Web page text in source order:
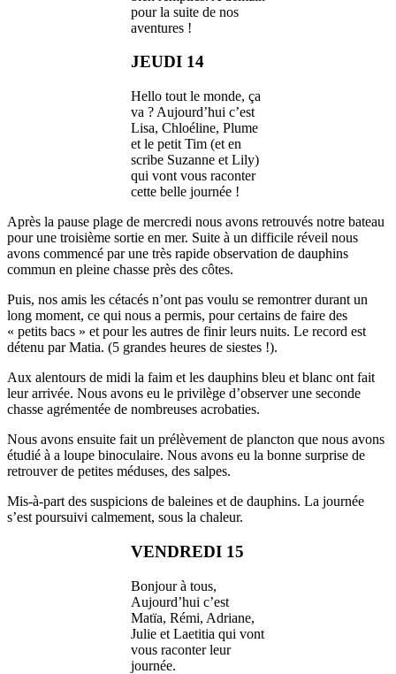
pour la suite de nos
aventures !
JEUDI 14
Hello tout le monde, ça
va ? Aujourd’hui c’est
Lisa, Chloéline, Plume
et le petit Tim (et en
scribe Suzanne et Lily)
qui vont vous raconter
cette belle journée !
Après la pause plage de mercredi nous avons retrouvés notre bateau
pour une troisième sortie en mer. Suite à un difficile réveil nous
avons commencé par une très rapide observation de dauphins
commun en pleine chasse près des côtes.
Puis, nos amis les cétacés n’ont pas voulu se remontrer durant un
long moment, ce qui nous a permis, pour certains de faire des
« petits bacs » et pour les autres de finir leurs nuits. Le record est
détenu par Matia. (5 grandes heures de siestes !).
Aux alentours de midi la faim et les dauphins bleu et blanc ont fait
leur arrivée. Nous avons eu le privilège d’observer une seconde
chasse agrémentée de nombreuses acrobaties.
Nous avons ensuite fait un prélèvement de plancton que nous avons
étudié à a loupe binoculaire. Nous avons eu la bonne surprise de
retrouver de petites méduses, des salpes.
Mis-à-part des suspicions de baleines et de dauphins. La journée
s’est poursuivi calmement, sous la chaleur.
VENDREDI 15
Bonjour à tous,
Aujourd’hui c’est
Matïa, Rémi, Adriane,
Julie et Laetitia qui vont
vous raconter leur
journée.